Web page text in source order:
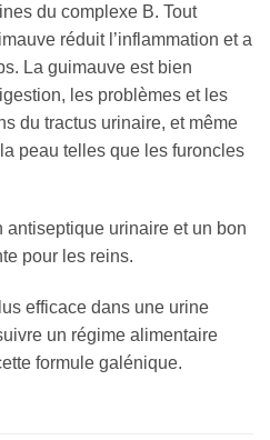
du complexe B. Tout
réduit l’inflammation et a
La guimauve est bien
les problèmes et les
du tractus urinaire, et même
peau telles que les furoncles
antiseptique urinaire et un bon
pour les reins.
efficace dans une urine
un régime alimentaire
formule galénique.